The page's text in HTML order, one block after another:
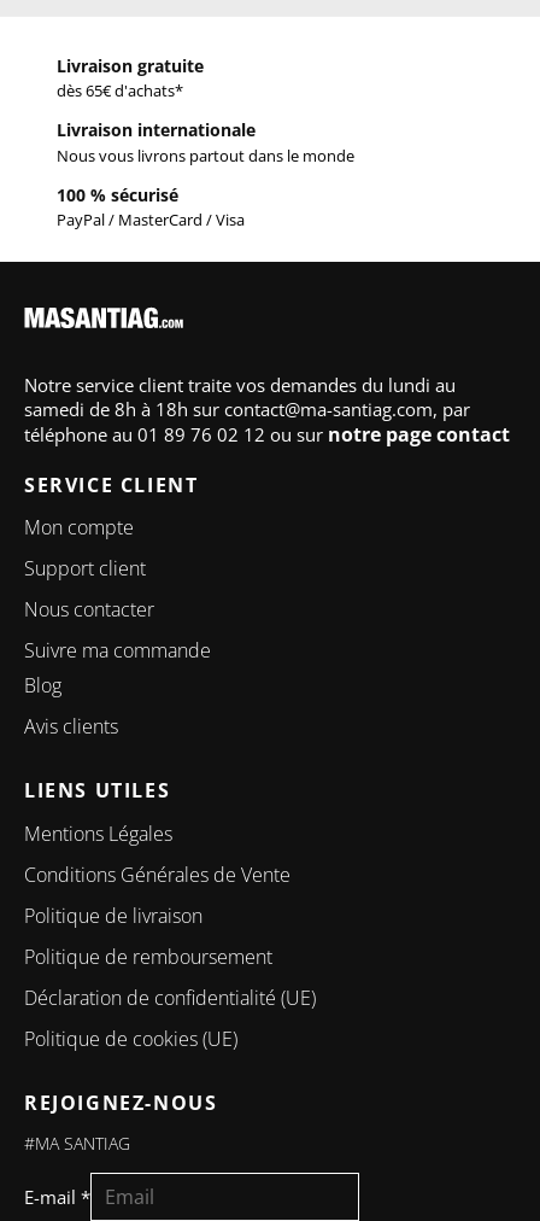
Livraison gratuite
dès 65€ d'achats*
Livraison internationale
Nous vous livrons partout dans le monde
100 % sécurisé
PayPal / MasterCard / Visa
Notre service client traite vos demandes du lundi au
samedi de 8h à 18h sur contact@ma-santiag.com, par
téléphone au 01 89 76 02 12 ou sur notre page contact
SERVICE CLIENT
Mon compte
Support client
Nous contacter
Suivre ma commande
Blog
Avis clients
LIENS UTILES
Mentions Légales
Conditions Générales de Vente
Politique de livraison
Politique de remboursement
Déclaration de confidentialité (UE)
Politique de cookies (UE)
REJOIGNEZ-NOUS
#MA SANTIAG
E-mail *